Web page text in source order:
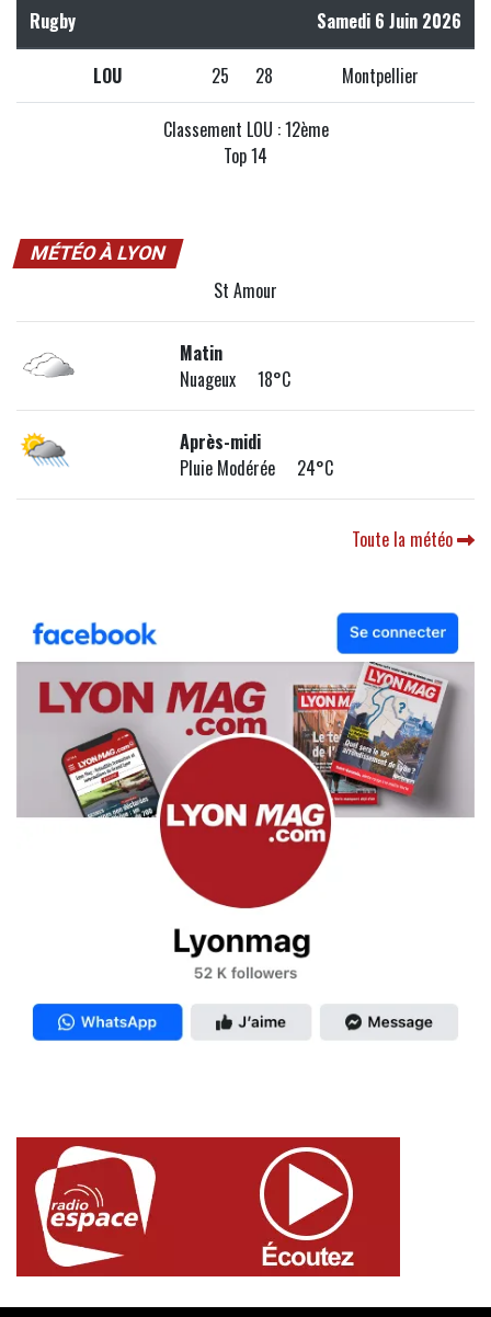
Rugby Samedi 6 Juin 2026
LOU 25 28 Montpellier
Classement LOU : 12ème
Top 14
MÉTÉO À LYON
St Amour
Matin
Nuageux 18°C
Après-midi
Pluie Modérée 24°C
Toute la météo